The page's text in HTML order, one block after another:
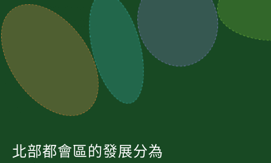
北部都會區的發展分為